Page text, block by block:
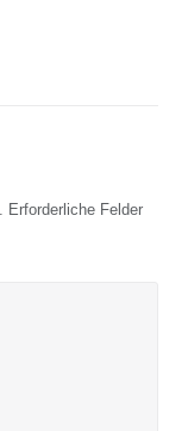
Erforderliche Felder